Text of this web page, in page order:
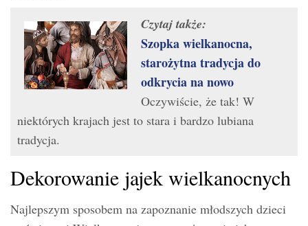
Czytaj także:
Szopka wielkanocna,
starożytna tradycja do
odkrycia na nowo
Oczywiście, że tak! W
niektórych krajach jest to stara i bardzo lubiana
tradycja.
Dekorowanie jajek wielkanocnych
Najlepszym sposobem na zapoznanie młodszych dzieci